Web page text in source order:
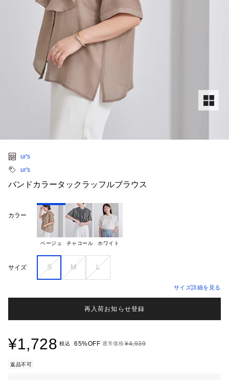
ur's
ur's
バンドカラータックラッフルブラウス
カラー
ベージュ チャコール ホワイト
サイズ S M L
サイズ詳細を見る
再入荷お知らせ登録
¥1,728 税込 65%OFF 通常価格¥4,939
返品不可